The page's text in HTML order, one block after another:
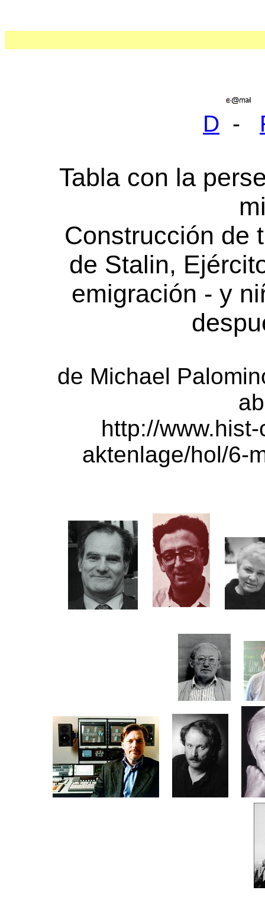
D -
Tabla con la
Construcción de
de Stalin,
emigración - y
de Michael
http://
aktenlage/hol/6-